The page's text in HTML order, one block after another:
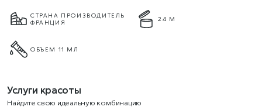
СТРАНА ПРОИЗВОДИТЕЛЬ
ФРАНЦИЯ
24 М
ОБЪЕМ 11 МЛ
Услуги красоты
Найдите свою идеальную комбинацию